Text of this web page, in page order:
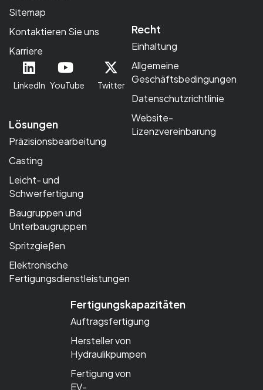
Sitemap
Kontaktieren Sie uns
Karriere
LinkedIn YouTube Twitter
Lösungen
Präzisionsbearbeitung
Casting
Leicht- und
Schwerfertigung
Baugruppen und
Unterbaugruppen
Spritzgießen
Elektronische
Fertigungsdienstleistungen
Fertigungskapazitäten
Auftragsfertigung
Hersteller von
Hydraulikpumpen
Fertigung von
EV-
Recht
Einhaltung
Allgemeine
Geschäftsbedingungen
Datenschutzrichtlinie
Website-
Lizenzvereinbarung